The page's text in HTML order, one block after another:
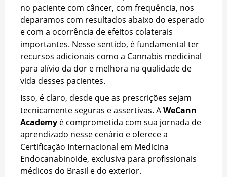
no paciente com câncer, com frequência, nos
deparamos com resultados abaixo do esperado
e com a ocorrência de efeitos colaterais
importantes. Nesse sentido, é fundamental ter
recursos adicionais como a Cannabis medicinal
para alívio da dor e melhora na qualidade de
vida desses pacientes.
Isso, é claro, desde que as prescrições sejam
tecnicamente seguras e assertivas. AWeCann
Academy é comprometida com sua jornada de
aprendizado nesse cenário e oferece a
Certificação Internacional em Medicina
Endocanabinoide, exclusiva para profissionais
médicos do Brasil e do exterior.